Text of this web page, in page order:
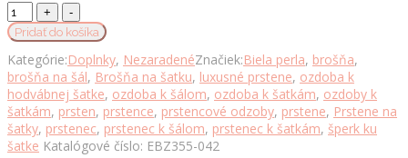
Trojprstenec
pre
šále
a
šatky
s
modrými
motýľmi
množstvo
Pridať do košíka
Kategórie:Doplnky, NezaradenéZnačiek:Biela perla, brošňa,
brošňa na šál, Brošňa na šatku, luxusné prstene, ozdoba k
hodvábnej šatke, ozdoba k šálom, ozdoba k šatkám, ozdoby k
šatkám, prsten, prstence, prstencové odzoby, prstene, Prstene na
šatky, prstenec, prstenec k šálom, prstenec k šatkám, šperk ku
šatke Katalógové číslo: EBZ355-042